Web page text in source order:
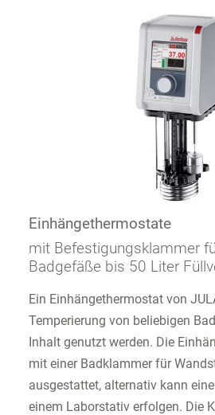
Einhängethermostate
mit Befestigungsklammer
Badgefäße bis 50 Liter
Ein Einhängethermostat von
Temperierung von beliebigen
Inhalt genutzt werden. Die
mit einer Badklammer für
ausgestattet, alternativ kann
einem Laborstativ erfolgen. Die